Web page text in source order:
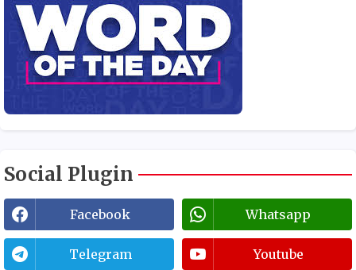
Social Plugin
Facebook Whatsapp
Telegram Youtube